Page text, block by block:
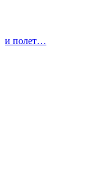
и полет…